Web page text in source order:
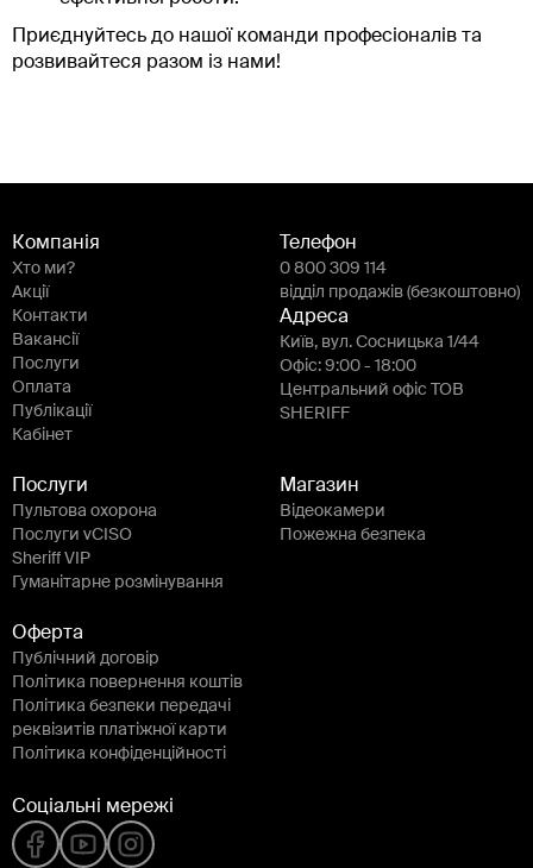
Приєднуйтесь до нашої команди професіоналів та
розвивайтеся разом із нами!
Компанія
Хто ми?
Акції
Контакти
Вакансії
Послуги
Оплата
Публікації
Кабінет
Телефон
0 800 309 114
відділ продажів (безкоштовно)
Адреса
Київ, вул. Сосницька 1/44
Офіс: 9:00 - 18:00
Центральний офіс ТОВ
SHERIFF
Послуги
Пультова охорона
Послуги vCISO
Sheriff VIP
Гуманітарне розмінування
Магазин
Відеокамери
Пожежна безпека
Оферта
Публічний договір
Політика повернення коштів
Політика безпеки передачі
реквізитів платіжної карти
Політика конфіденційності
Соціальні мережі